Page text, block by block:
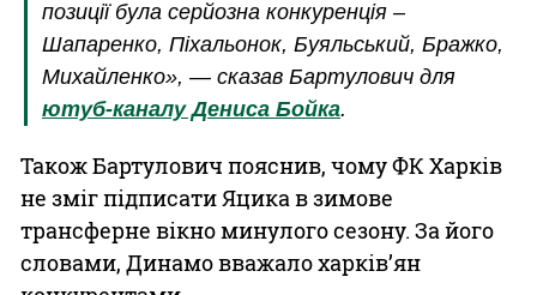
позиції була серйозна конкуренція –
Шапаренко, Піхальонок, Буяльський, Бражко,
Михайленко», — сказав Бартулович для
ютуб-каналу Дениса Бойка.
Також Бартулович пояснив, чому ФК Харків
не зміг підписати Яцика в зимове
трансферне вікно минулого сезону. За його
словами, Динамо вважало харків’ян